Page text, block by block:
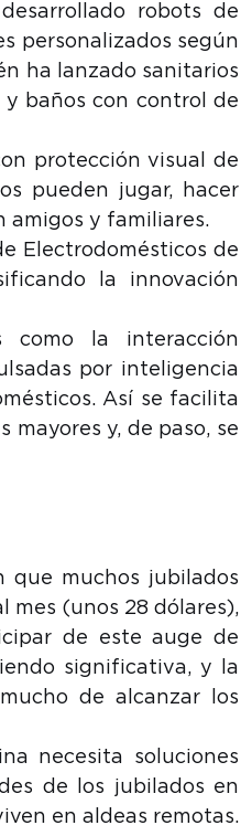
robots de
personalizados según
ha lanzado sanitarios
y baños con control de
protección visual de
pueden jugar, hacer
amigos y familiares.
Electrodomésticos de
la innovación
como la interacción
por inteligencia
Así se facilita
mayores y, de paso, se
muchos jubilados
mes (unos 28 dólares),
de este auge de
significativa, y la
de alcanzar los
necesita soluciones
de los jubilados en
en aldeas remotas.